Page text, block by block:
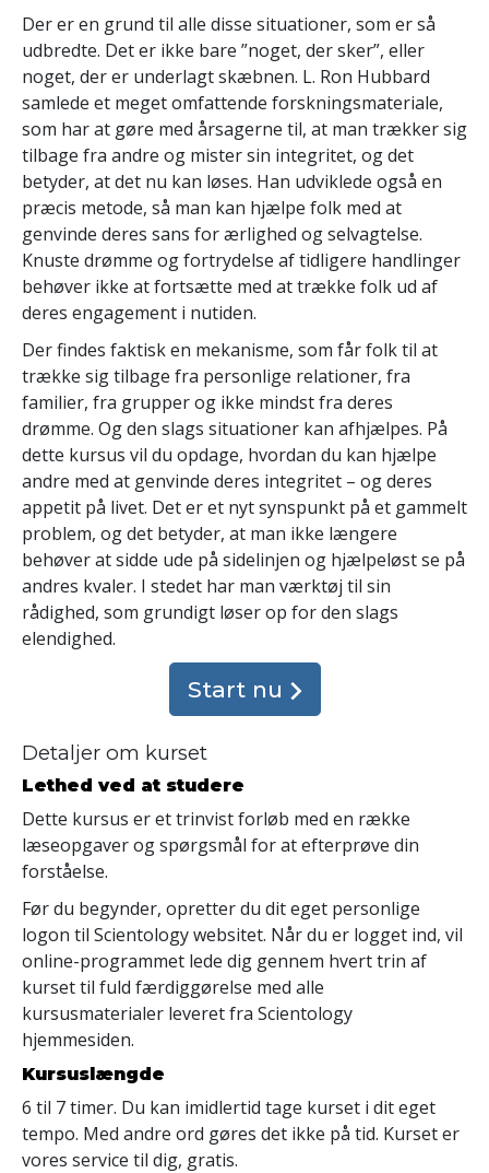
Der er en grund til alle disse situationer, som er så
udbredte. Det er ikke bare ”noget, der sker”, eller
noget, der er underlagt skæbnen. L. Ron Hubbard
samlede et meget omfattende forskningsmateriale,
som har at gøre med årsagerne til, at man trækker sig
tilbage fra andre og mister sin integritet, og det
betyder, at det nu kan løses. Han udviklede også en
præcis metode, så man kan hjælpe folk med at
genvinde deres sans for ærlighed og selvagtelse.
Knuste drømme og fortrydelse af tidligere handlinger
behøver ikke at fortsætte med at trække folk ud af
deres engagement i nutiden.
Der findes faktisk en mekanisme, som får folk til at
trække sig tilbage fra personlige relationer, fra
familier, fra grupper og ikke mindst fra deres
drømme. Og den slags situationer kan afhjælpes. På
dette kursus vil du opdage, hvordan du kan hjælpe
andre med at genvinde deres integritet – og deres
appetit på livet. Det er et nyt synspunkt på et gammelt
problem, og det betyder, at man ikke længere
behøver at sidde ude på sidelinjen og hjælpeløst se på
andres kvaler. I stedet har man værktøj til sin
rådighed, som grundigt løser op for den slags
elendighed.
Start nu
Detaljer om kurset
Lethed ved at studere
Dette kursus er et trinvist forløb med en række
læseopgaver og spørgsmål for at efterprøve din
forståelse.
Før du begynder, opretter du dit eget personlige
logon til Scientology websitet. Når du er logget ind, vil
online-programmet lede dig gennem hvert trin af
kurset til fuld færdiggørelse med alle
kursusmaterialer leveret fra Scientology
hjemmesiden.
Kursuslængde
6 til 7 timer. Du kan imidlertid tage kurset i dit eget
tempo. Med andre ord gøres det ikke på tid. Kurset er
vores service til dig, gratis.